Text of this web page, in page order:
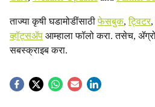
ताज्या कृषी घडामोडींसाठीफेसबुक,ट्विटर,
व्हॉट्सॲप आम्हाला फॉलो करा. तसेच,
सबस्क्राइब करा.